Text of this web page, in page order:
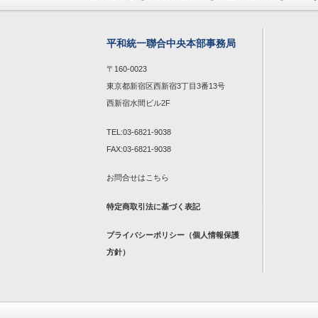
平和統一聯合中央本部事務局
〒160-0023
東京都新宿区西新宿3丁目3番13号
西新宿水間ビル2F
TEL:03-6821-9038
FAX:03-6821-9038
お問合せは こちら
特定商取引法に基づく表記
プライバシーポリシー（個人情報保護
方針）